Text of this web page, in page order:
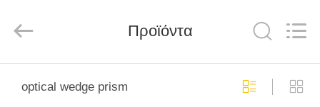
Co.,Ltd.
Προϊόντα
optical wedge prism